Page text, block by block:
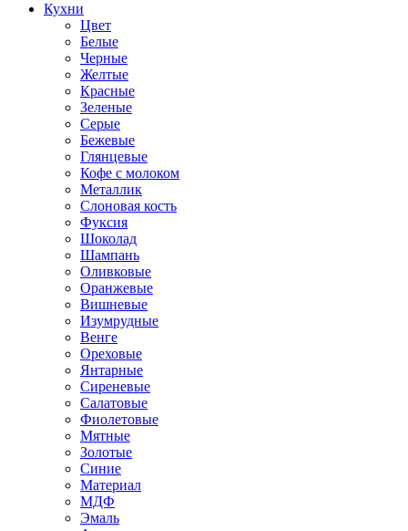
Кухни
Цвет
Белые
Черные
Желтые
Красные
Зеленые
Серые
Бежевые
Глянцевые
Кофе с молоком
Металлик
Слоновая кость
Фуксия
Шоколад
Шампань
Оливковые
Оранжевые
Вишневые
Изумрудные
Венге
Ореховые
Янтарные
Сиреневые
Салатовые
Фиолетовые
Мятные
Золотые
Синие
Материал
МДФ
Эмаль